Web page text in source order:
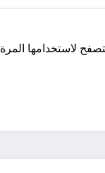
لاستخدامها